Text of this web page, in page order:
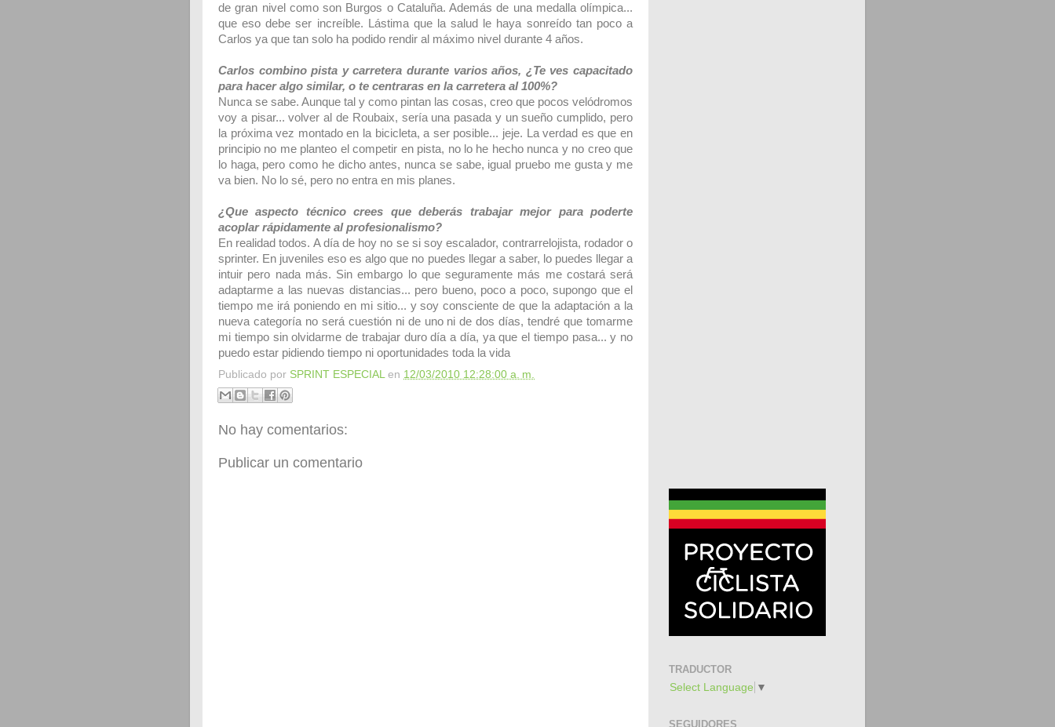
de gran nivel como son Burgos o Cataluña. Además de una medalla olímpica...
que eso debe ser increíble. Lástima que la salud le haya sonreído tan poco a
Carlos ya que tan solo ha podido rendir al máximo nivel durante 4 años.
Carlos combino pista y carretera durante varios años, ¿Te ves capacitado
para hacer algo similar, o te centraras en la carretera al 100%?
Nunca se sabe. Aunque tal y como pintan las cosas, creo que pocos velódromos
voy a pisar... volver al de Roubaix, sería una pasada y un sueño cumplido, pero
la próxima vez montado en la bicicleta, a ser posible... jeje. La verdad es que en
principio no me planteo el competir en pista, no lo he hecho nunca y no creo que
lo haga, pero como he dicho antes, nunca se sabe, igual pruebo me gusta y me
va bien. No lo sé, pero no entra en mis planes.
¿Que aspecto técnico crees que deberás trabajar mejor para poderte
acoplar rápidamente al profesionalismo?
En realidad todos. A día de hoy no se si soy escalador, contrarrelojista, rodador o
sprinter. En juveniles eso es algo que no puedes llegar a saber, lo puedes llegar a
intuir pero nada más. Sin embargo lo que seguramente más me costará será
adaptarme a las nuevas distancias... pero bueno, poco a poco, supongo que el
tiempo me irá poniendo en mi sitio... y soy consciente de que la adaptación a la
nueva categoría no será cuestión ni de uno ni de dos días, tendré que tomarme
mi tiempo sin olvidarme de trabajar duro día a día, ya que el tiempo pasa... y no
puedo estar pidiendo tiempo ni oportunidades toda la vida
Publicado por SPRINT ESPECIAL en 12/03/2010 12:28:00 a. m.
No hay comentarios:
Publicar un comentario
TRADUCTOR
Select Language ▼
SEGUIDORES